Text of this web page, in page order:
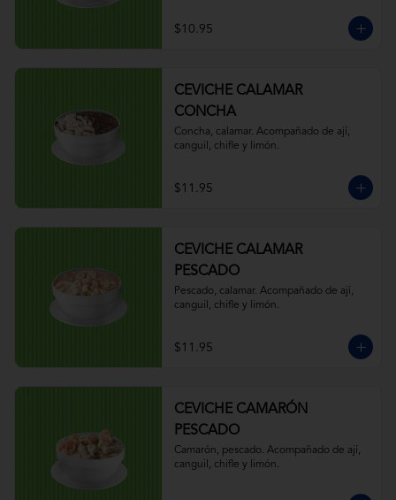
$10.95
CEVICHE CALAMAR
CONCHA
Concha, calamar. Acompañado de ají,
canguil, chifle y limón.
$11.95
CEVICHE CALAMAR
PESCADO
Pescado, calamar. Acompañado de ají,
canguil, chifle y limón.
$11.95
CEVICHE CAMARÓN
PESCADO
Camarón, pescado. Acompañado de ají,
canguil, chifle y limón.